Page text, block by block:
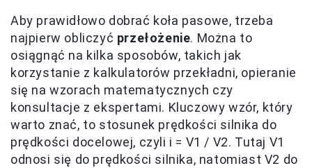
Aby prawidłowo dobrać koła pasowe, trzeba
najpierw obliczyć przełożenie. Można to
osiągnąć na kilka sposobów, takich jak
korzystanie z kalkulatorów przekładni, opieranie
się na wzorach matematycznych czy
konsultacje z ekspertami. Kluczowy wzór, który
warto znać, to stosunek prędkości silnika do
prędkości docelowej, czyli i = V1 / V2. Tutaj V1
odnosi się do prędkości silnika, natomiast V2 do